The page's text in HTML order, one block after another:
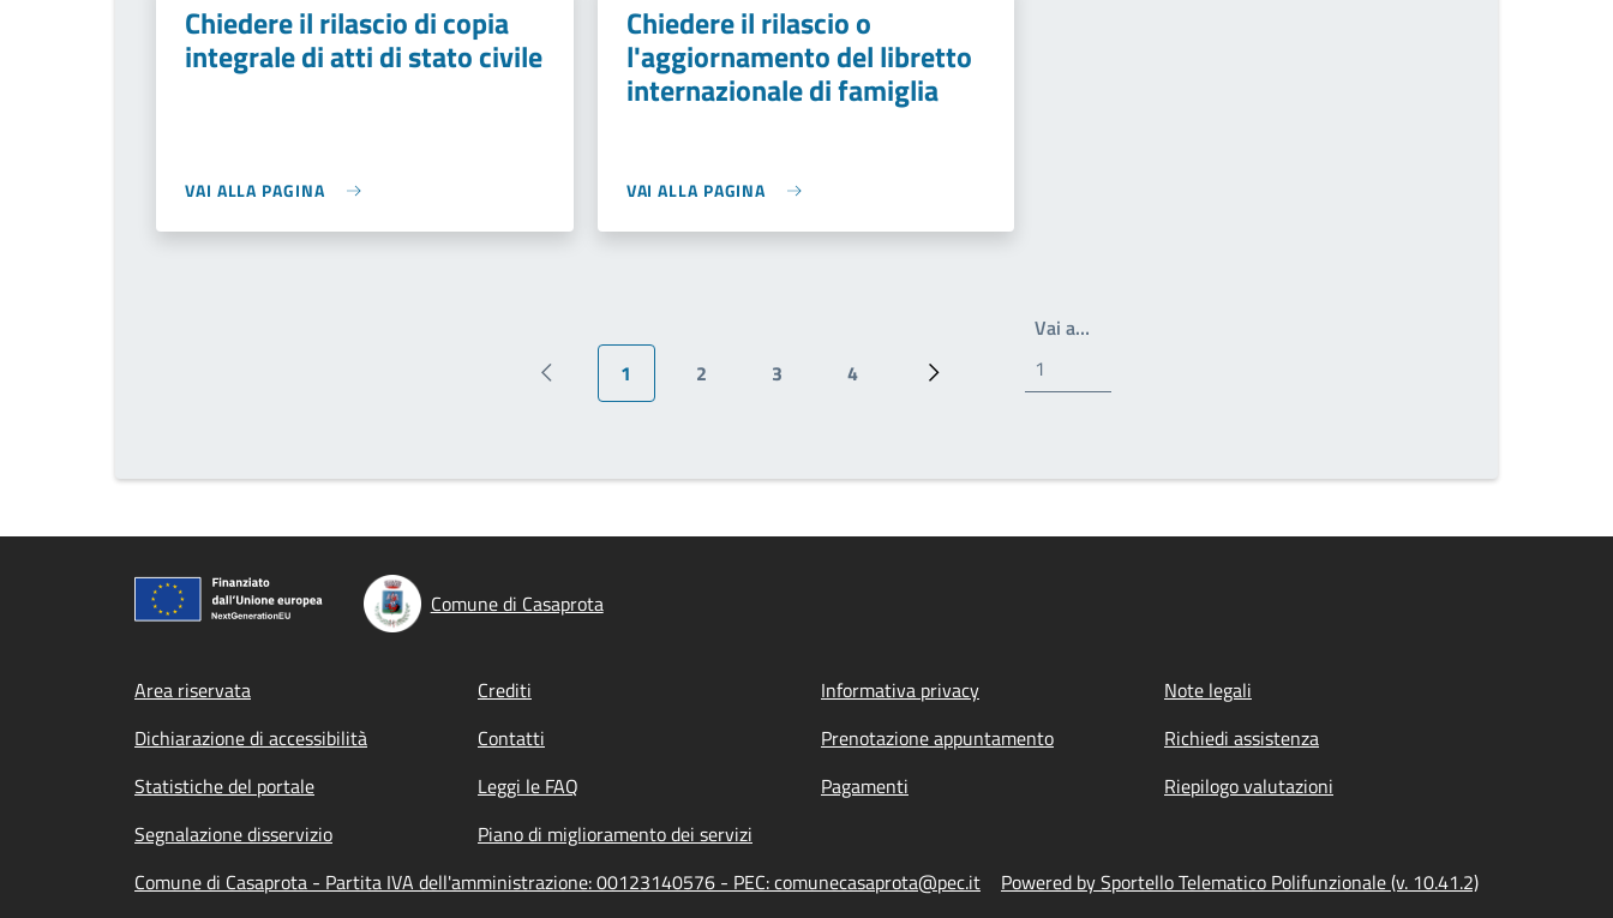
Chiedere il rilascio di copia
integrale di atti di stato civile
VAI ALLA PAGINA
Chiedere il rilascio o
l'aggiornamento del libretto
internazionale di famiglia
VAI ALLA PAGINA
Pagina precedente
Pagina attuale
1
Pagina
2
Pagina
3
Pagina
4
Prossima pagina
Vai a…Write the page number you want to go to
Comune di Casaprota
Footer menu
Area riservata Crediti Informativa privacy
Note legali
Dichiarazione di accessibilità
Contatti Prenotazione appuntamento
Richiedi assistenza
Statistiche del portale
Leggi le FAQ Pagamenti
Riepilogo valutazioni
Segnalazione disservizio
Piano di miglioramento dei servizi
Comune di Casaprota - Partita IVA dell'amministrazione: 00123140576 - PEC: comunecasaprota@pec.it
Powered by Sportello Telematico Polifunzionale (v. 10.41.2)